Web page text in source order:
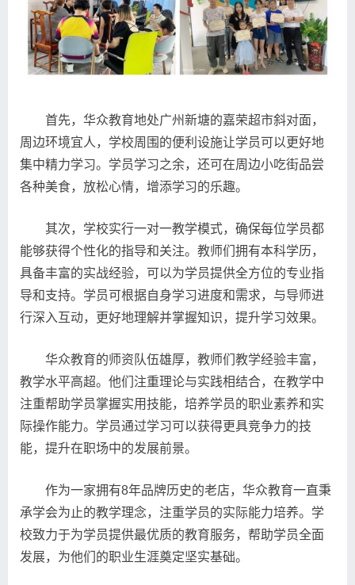
首先，华众教育地处广州新塘的嘉荣超市斜对面，
周边环境宜人，学校周围的便利设施让学员可以更好地
集中精力学习。学员学习之余，还可在周边小吃街品尝
各种美食，放松心情，增添学习的乐趣。
其次，学校实行一对一教学模式，确保每位学员都
能够获得个性化的指导和关注。教师们拥有本科学历，
具备丰富的实战经验，可以为学员提供全方位的专业指
导和支持。学员可根据自身学习进度和需求，与导师进
行深入互动，更好地理解并掌握知识，提升学习效果。
华众教育的师资队伍雄厚，教师们教学经验丰富，
教学水平高超。他们注重理论与实践相结合，在教学中
注重帮助学员掌握实用技能，培养学员的职业素养和实
际操作能力。学员通过学习可以获得更具竞争力的技
能，提升在职场中的发展前景。
作为一家拥有8年品牌历史的老店，华众教育一直秉
承学会为止的教学理念，注重学员的实际能力培养。学
校致力于为学员提供最优质的教育服务，帮助学员全面
发展，为他们的职业生涯奠定坚实基础。